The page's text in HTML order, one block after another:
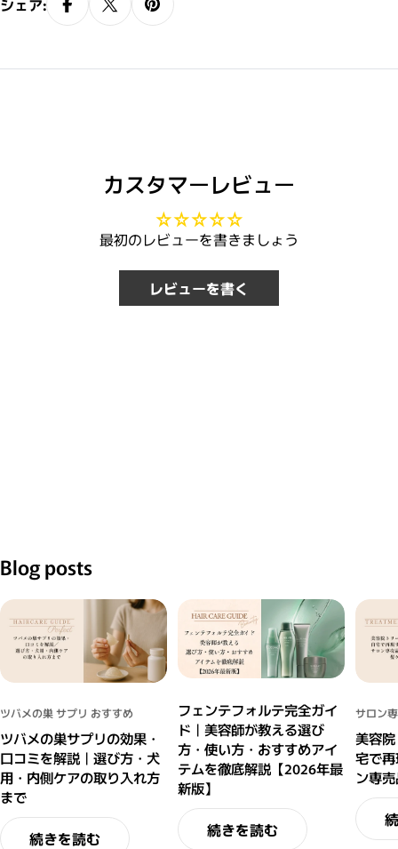
なく髪に水分を補給します。また、すぐ
シェア:
カスタマーレビュー
最初のレビューを書きましょう
レビューを書く
Blog posts
ツバメの巣 サプリ おすすめ
ツバメの巣サプリの効果・
口コミを解説｜選び方・犬
用・内側ケアの取り入れ方
まで
続きを読む
フェンテフォルテ完全ガイ
ド｜美容師が教える選び
方・使い方・おすすめアイ
テムを徹底解説【2026年最
新版】
続きを読む
サロン
美容
宅で
ン専